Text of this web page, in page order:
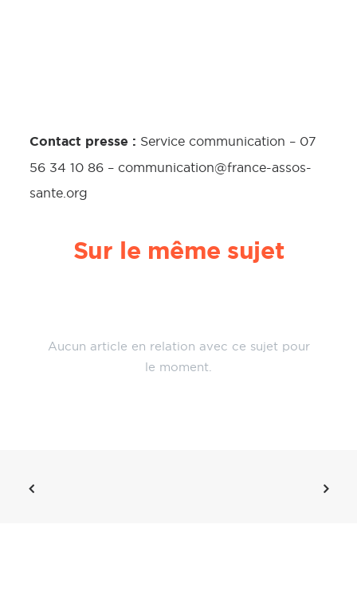
Contact presse : Service communication – 07
56 34 10 86 – communication@france-assos-
sante.org
Sur le même sujet
Aucun article en relation avec ce sujet pour
le moment.